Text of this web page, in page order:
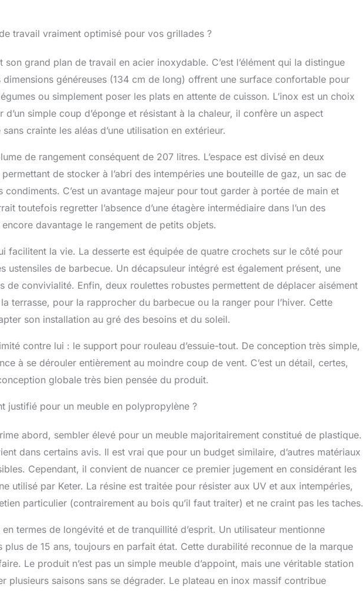
travail vraiment optimisé pour vos grillades ?
grand plan de travail en acier inoxydable. C’est l’élément qui la distingue
dimensions généreuses (134 cm de long) offrent une surface confortable pour
ou simplement poser les plats en attente de cuisson. L’inox est un choix
simple coup d’éponge et résistant à la chaleur, il confère un aspect
crainte les aléas d’une utilisation en extérieur.
de rangement conséquent de 207 litres. L’espace est divisé en deux
de stocker à l’abri des intempéries une bouteille de gaz, un sac de
C’est un avantage majeur pour tout garder à portée de main et
toutefois regretter l’absence d’une étagère intermédiaire dans l’un des
davantage le rangement de petits objets.
facilitent la vie. La desserte est équipée de quatre crochets sur le côté pour
ustensiles de barbecue. Un décapsuleur intégré est également présent, une
de convivialité. Enfin, deux roulettes robustes permettent de déplacer aisément
terrasse, pour la rapprocher du barbecue ou la ranger pour l’hiver. Cette
son installation au gré des besoins et du soleil.
contre lui : le support pour rouleau d’essuie-tout. De conception très simple,
à se dérouler entièrement au moindre coup de vent. C’est un détail, certes,
globale très bien pensée du produit.
justifié pour un meuble en polypropylène ?
abord, sembler élevé pour un meuble majoritairement constitué de plastique.
dans certains avis. Il est vrai que pour un budget similaire, d’autres matériaux
Cependant, il convient de nuancer ce premier jugement en considérant les
utilisé par Keter. La résine est traitée pour résister aux UV et aux intempéries,
particulier (contrairement au bois qu’il faut traiter) et ne craint pas les taches.
en termes de longévité et de tranquillité d’esprit. Un utilisateur mentionne
de 15 ans, toujours en parfait état. Cette durabilité reconnue de la marque
Le produit n’est pas un simple meuble d’appoint, mais une véritable station
plusieurs saisons sans se dégrader. Le plateau en inox massif contribue